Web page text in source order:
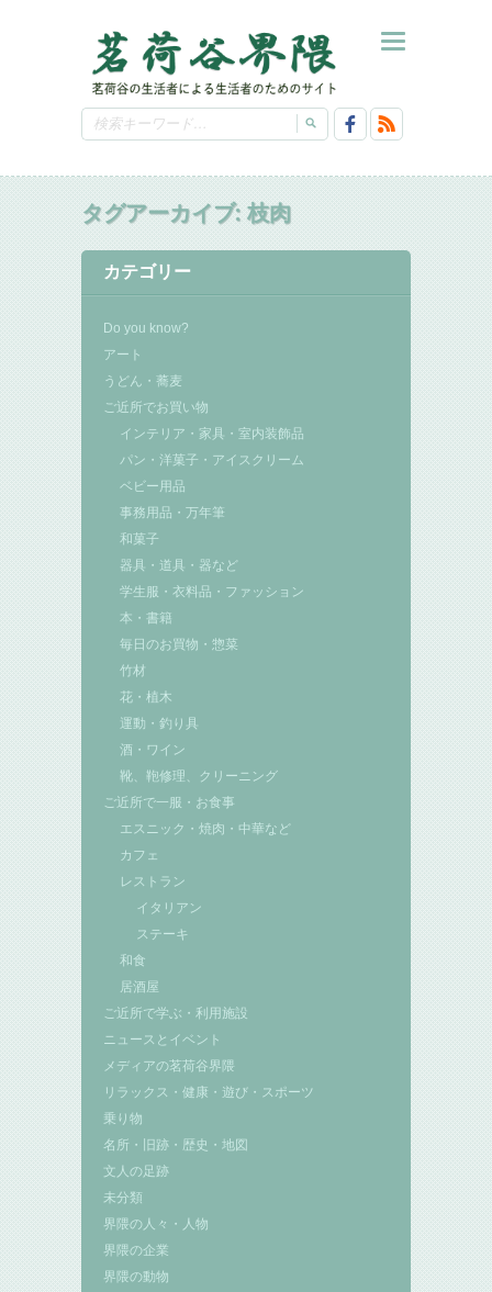
タグアーカイブ: 枝肉
カテゴリー
Do you know?
アート
うどん・蕎麦
ご近所でお買い物
インテリア・家具・室内装飾品
パン・洋菓子・アイスクリーム
ベビー用品
事務用品・万年筆
和菓子
器具・道具・器など
学生服・衣料品・ファッション
本・書籍
毎日のお買物・惣菜
竹材
花・植木
運動・釣り具
酒・ワイン
靴、鞄修理、クリーニング
ご近所で一服・お食事
エスニック・焼肉・中華など
カフェ
レストラン
イタリアン
ステーキ
和食
居酒屋
ご近所で学ぶ・利用施設
ニュースとイベント
メディアの茗荷谷界隈
リラックス・健康・遊び・スポーツ
乗り物
名所・旧跡・歴史・地図
文人の足跡
未分類
界隈の人々・人物
界隈の企業
界隈の動物